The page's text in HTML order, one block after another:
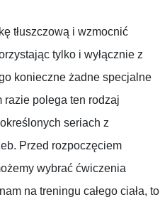
tłuszczową i wzmocnić
tylko i wyłącznie z
konieczne żadne specjalne
razie polega ten rodzaj
seriach z
Przed rozpoczęciem
wybrać ćwiczenia
na treningu całego ciała, to